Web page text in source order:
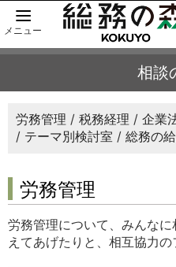
メニュー
相談
労務管理 税務経理 企業
テーマ別検討室
総務の
労務管理
労務管理について、みんな
えてあげたりと、相互協力の